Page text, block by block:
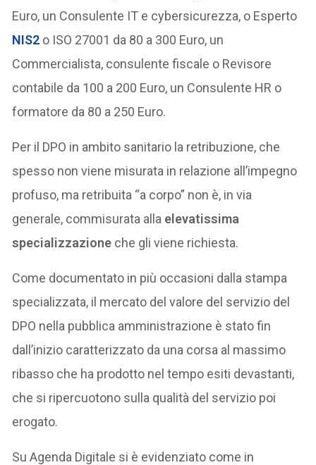
Euro, un Consulente IT e cybersicurezza, o Esperto
NIS2 o ISO 27001 da 80 a 300 Euro, un
Commercialista, consulente fiscale o Revisore
contabile da 100 a 200 Euro, un Consulente HR o
formatore da 80 a 250 Euro.
Per il DPO in ambito sanitario la retribuzione, che
spesso non viene misurata in relazione all’impegno
profuso, ma retribuita “a corpo” non è, in via
generale, commisurata alla elevatissima
specializzazione che gli viene richiesta.
Come documentato in più occasioni dalla stampa
specializzata, il mercato del valore del servizio del
DPO nella pubblica amministrazione è stato fin
dall’inizio caratterizzato da una corsa al massimo
ribasso che ha prodotto nel tempo esiti devastanti,
che si ripercuotono sulla qualità del servizio poi
erogato.
Su Agenda Digitale si è evidenziato come in